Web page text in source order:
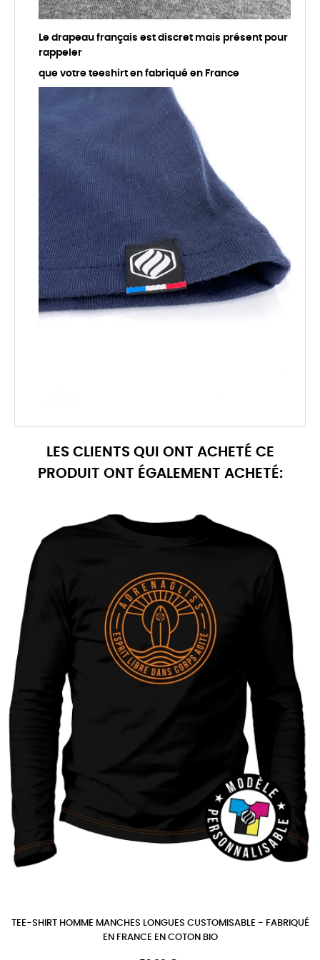
Le drapeau français est discret mais présent pour
rappeler
que votre teeshirt en fabriqué en France
LES CLIENTS QUI ONT ACHETÉ CE
PRODUIT ONT ÉGALEMENT ACHETÉ:
TEE-SHIRT HOMME MANCHES LONGUES CUSTOMISABLE - FABRIQUÉ
EN FRANCE EN COTON BIO